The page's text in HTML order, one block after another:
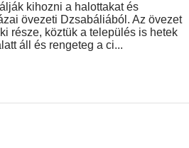
kihozni a halottakat és
övezeti Dzsabáliából. Az övezet
része, köztük a település is hetek
áll és rengeteg a ci...